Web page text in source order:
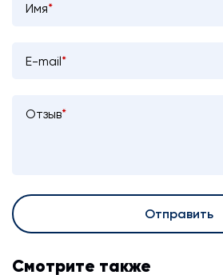
Имя*
E-mail*
Отзыв*
Отправить
Смотрите также